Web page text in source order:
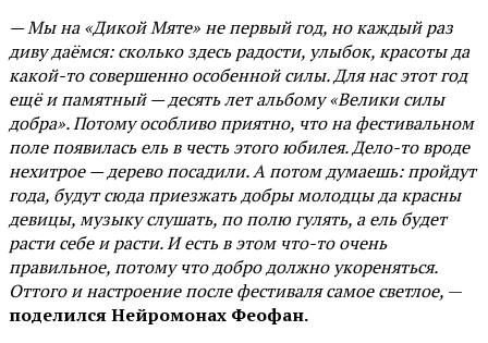
— Мы на «Дикой Мяте» не первый год, но каждый раз
диву даёмся: сколько здесь радости, улыбок, красоты да
какой-то совершенно особенной силы. Для нас этот год
ещё и памятный — десять лет альбому «Велики силы
добра». Потому особливо приятно, что на фестивальном
поле появилась ель в честь этого юбилея. Дело-то вроде
нехитрое — дерево посадили. А потом думаешь: пройдут
года, будут сюда приезжать добры молодцы да красны
девицы, музыку слушать, по полю гулять, а ель будет
расти себе и расти. И есть в этом что-то очень
правильное, потому что добро должно укореняться.
Оттого и настроение после фестиваля самое светлое, —
поделился Нейромонах Феофан.